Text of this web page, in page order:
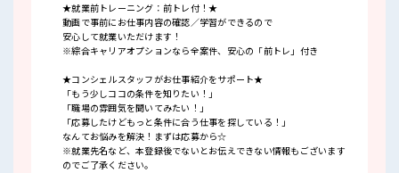
★就業前トレーニング：前トレ付！★
動画で事前にお仕事内容の確認／学習ができるので
安心して就業いただけます！
※綜合キャリアオプションなら全案件、安心の「前トレ」付き
★コンシェルスタッフがお仕事紹介をサポート★
「もう少しココの条件を知りたい！」
「職場の雰囲気を聞いてみたい！」
「応募したけどもっと条件に合う仕事を探している！」
なんてお悩みを解決！まずは応募から☆
※就業先名など、本登録後でないとお伝えできない情報もございます
のでご了承ください。